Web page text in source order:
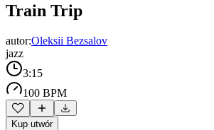
Train Trip
autor:Oleksii Bezsalov
jazz
3:15
100 BPM
Kup utwór